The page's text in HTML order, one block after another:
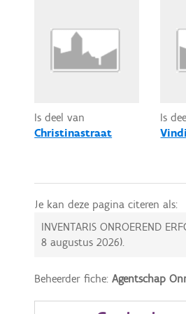
Is deel van
Christinastraat
Is
Je kan deze pagina citeren als:
INVENTARIS ONROEREND
8 augustus 2026).
Beheerder fiche:Agentschap